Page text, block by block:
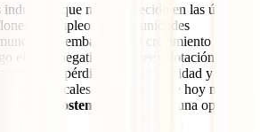
industrias que más ha crecido en las últimas
de empleos y oportunidades
Sin embargo, este crecimiento
efectos negativos: sobreexplotación de
pérdida de biodiversidad y
locales. Es por eso que hoy más
sostenible
no es solo una opción,